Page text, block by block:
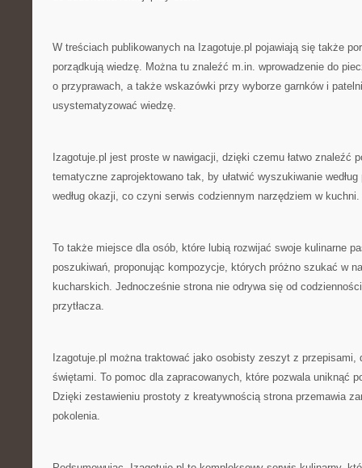
W treściach publikowanych na Izagotuje.pl pojawiają się także
porządkują wiedzę. Można tu znaleźć m.in. wprowadzenie do
o przyprawach, a także wskazówki przy wyborze garnków i
usystematyzować wiedzę.
Izagotuje.pl jest proste w nawigacji, dzięki czemu łatwo znaleźć
tematyczne zaprojektowano tak, by ułatwić wyszukiwanie
według okazji, co czyni serwis codziennym narzędziem w kuchni.
To także miejsce dla osób, które lubią rozwijać swoje kulinarne
poszukiwań, proponując kompozycje, których próżno szukać w
kucharskich. Jednocześnie strona nie odrywa się od
przytłacza.
Izagotuje.pl można traktować jako osobisty zeszyt z przepisami,
świętami. To pomoc dla zapracowanych, które pozwala uniknąć
Dzięki zestawieniu prostoty z kreatywnością strona przemawia
pokolenia.